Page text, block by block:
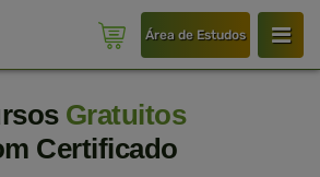
Área de Estudos
Gratuitos
Certificado